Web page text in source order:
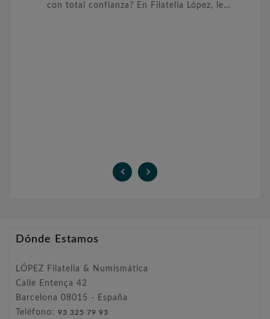
con total confianza? En Filatelia López, le
 
Dónde Estamos
LÓPEZ Filatelia & Numismática
Calle Entença 42
Barcelona 08015 - España
Teléfono: 93 325 79 93